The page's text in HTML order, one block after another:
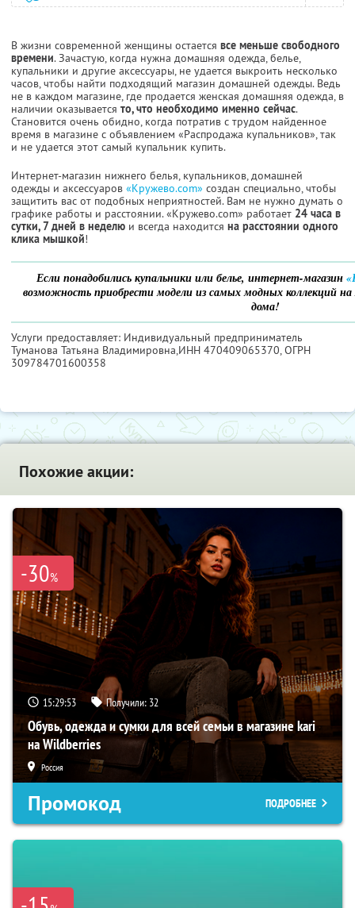
В жизни современной женщины остается все меньше свободного
времени. Зачастую, когда нужна домашняя одежда, белье,
купальники и другие аксессуары, не удается выкроить несколько
часов, чтобы найти подходящий магазин домашней одежды. Ведь
не в каждом магазине, где продается женская домашняя одежда, в
наличии оказывается то, что необходимо именно сейчас.
Становится очень обидно, когда потратив с трудом найденное
время в магазине с объявлением «Распродажа купальников», так
и не удается этот самый купальник купить.
Интернет-магазин нижнего белья, купальников, домашней
одежды и аксессуаров «Кружево.com» создан специально, чтобы
защитить вас от подобных неприятностей. Вам не нужно думать о
графике работы и расстоянии. «Кружево.com» работает 24 часа в
сутки, 7 дней в неделю и всегда находится на расстоянии одного
клика мышкой!
Если понадобились купальники или белье, интернет-магазин
возможность приобрести модели из самых модных коллекций на
дома!
Услуги предоставляет: Индивидуальный предприниматель
Туманова Татьяна Владимировна,ИНН 470409065370, ОГРН
309784701600358
Похожие акции:
-30%
15:29:52 Получили: 32
Обувь, одежда и сумки для всей семьи в магазине kari
на Wildberries
Россия
Промокод ПОДРОБНЕЕ